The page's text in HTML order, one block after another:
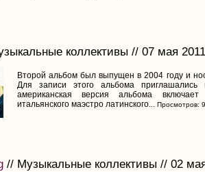
коллективы // 07 мая 2011
Второй альбом был выпущен в 2004 году и
Для записи этого альбома приглашались
американская версия альбома
итальянского маэстро латинского... Просмотров:
// Музыкальные коллективы // 02